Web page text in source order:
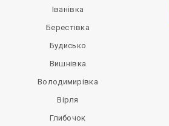
Іванівка
Берестівка
Будисько
Вишнівка
Володимирівка
Вірля
Глибочок